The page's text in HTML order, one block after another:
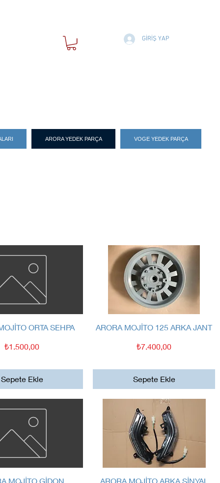
GİRİŞ YAP
ARORA YEDEK PARÇA VOGE YEDEK PARÇA
Hızlı BakışORTA SEHPA
Fiyat
₺1.500,00
Sepete Ekle
Hızlı Bakış
ARORA MOJİTO 125 ARKA JANT
Fiyat
₺7.400,00
Sepete Ekle
Hızlı Bakış
MOJİTO GİDON
Hızlı Bakış
ARORA MOJİTO ARKA SİNYAL